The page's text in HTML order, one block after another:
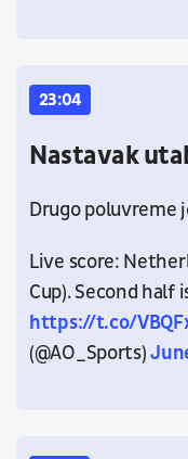
23:04
Nastavak
Drugo poluvreme
Live score:
Cup). Second half
https://t.co/
(@AO_Sports)